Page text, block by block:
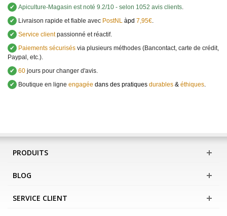
✔ Apiculture-Magasin est noté 9.2/10 - selon 1052 avis clients.
✔
Livraison rapide et fiable avec PostNL àpd 7,95€.
✔ Service clientpassionné et réactif.
✔
Paiements sécurisés via plusieurs méthodes (Bancontact, carte de crédit,
Paypal, etc.).
✔ 60 jours pour changer d'avis.
✔
Boutique en ligne engagée dans des pratiques durables & éthiques.
PRODUITS
BLOG
SERVICE CLIENT